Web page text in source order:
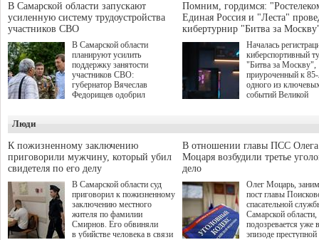
В Самарской области запускают
усиленную систему трудоустройства
участников СВО
В Самарской области
планируют усилить
поддержку занятости
участников СВО:
губернатор Вячеслав
Федорищев одобрил
Живайкина, направленные
на трудоустройство и более
спокойную адаптацию к
мирной жизни.
Помним, гордимся:
Единая Россия и "Леста"
кибертурнир "Битва за
Началась
киберспортивный
"Битва за Москву",
приуроченный к
одного из
событий Великой
игре "Мир танков"
выступили
партия "Единая
игровая студия
Люди
К пожизненному заключению
приговорили мужчину, который убил
свидетеля по его делу
В Самарской области суд
приговорил к пожизненному
заключению местного
жителя по фамилии
Смирнов. Его обвиняли
в убийстве человека в связи
В отношении главы ПСС Олега
Моцаря возбудили третье
дело
Олег Моцарь,
пост главы
спасательной
Самарской области,
подозревается уже
эпизоде преступной